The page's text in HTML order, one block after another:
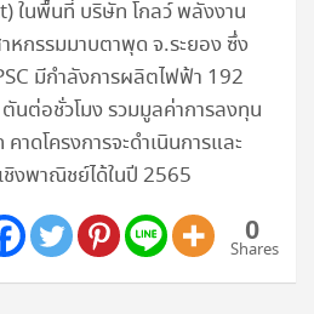
ในพื้นที่ บริษัท โกลว์ พลังงาน
กรรมมาบตาพุด จ.ระยอง ซึ่ง
มีกำลังการผลิตไฟฟ้า 192
นต่อชั่วโมง รวมมูลค่าการลงทุน
ดโครงการจะดำเนินการและ
ชิงพาณิชย์ได้ในปี 2565
0
Shares